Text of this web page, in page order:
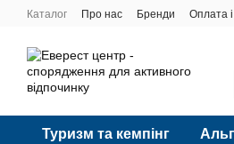
Перейти до основного контенту
Каталог Про нас Бренди Оплата
Туризм та кемпінг